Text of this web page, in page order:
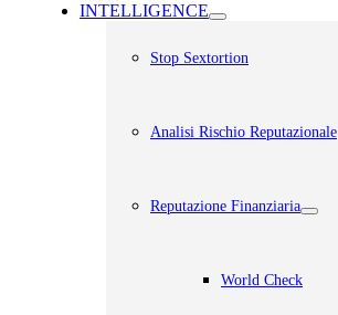
INTELLIGENCE
Stop Sextortion
Analisi Rischio Reputazionale​
Reputazione Finanziaria
World Check